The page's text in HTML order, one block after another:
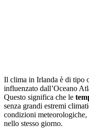
Il clima in Irlanda è di tipo
influenzato dall’Oceano
Questo significa che le
senza grandi estremi
condizioni meteorologiche,
nello stesso giorno.